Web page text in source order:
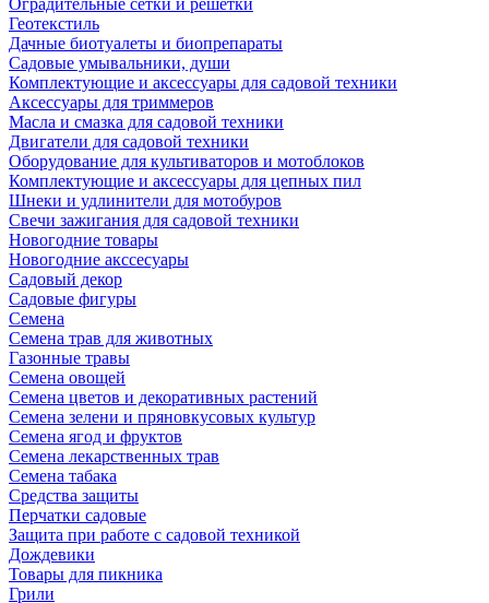
Оградительные сетки и решетки
Геотекстиль
Дачные биотуалеты и биопрепараты
Садовые умывальники, души
Комплектующие и аксессуары для садовой техники
Аксессуары для триммеров
Масла и смазка для садовой техники
Двигатели для садовой техники
Оборудование для культиваторов и мотоблоков
Комплектующие и аксессуары для цепных пил
Шнеки и удлинители для мотобуров
Свечи зажигания для садовой техники
Новогодние товары
Новогодние акссесуары
Садовый декор
Садовые фигуры
Семена
Семена трав для животных
Газонные травы
Семена овощей
Семена цветов и декоративных растений
Семена зелени и пряновкусовых культур
Семена ягод и фруктов
Семена лекарственных трав
Семена табака
Средства защиты
Перчатки садовые
Защита при работе с садовой техникой
Дождевики
Товары для пикника
Грили